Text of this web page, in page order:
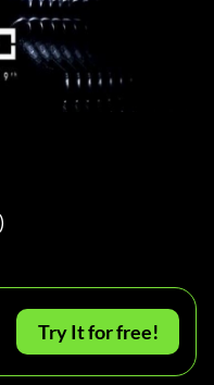
Try It for free!